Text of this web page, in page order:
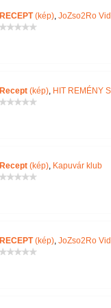
RECEPT(kép), JoZso2Ro
Recept(kép), HIT REMÉNY
Recept(kép), Kapuvár klub
RECEPT(kép), JoZso2Ro